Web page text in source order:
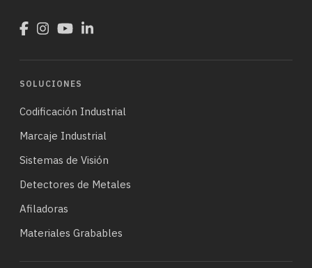
SOLUCIONES
Codificación Industrial
Marcaje Industrial
Sistemas de Visión
Detectores de Metales
Afiladoras
Materiales Grabables